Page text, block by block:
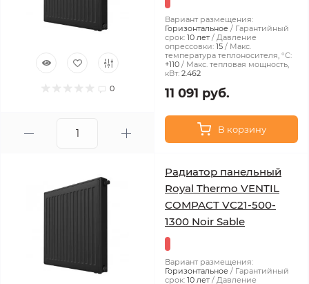
0
Вариант размещения:
Горизонтальное
Гарантийный
срок: 10 лет
Давление
опрессовки: 15
Макс.
температура теплоносителя, °С:
+110
Макс. тепловая мощность,
кВт: 2.462
11 091 руб.
В корзину
Радиатор панельный
Royal Thermo VENTIL
COMPACT VC21-500-
1300 Noir Sable
Вариант размещения:
Горизонтальное
Гарантийный
срок: 10 лет
Давление